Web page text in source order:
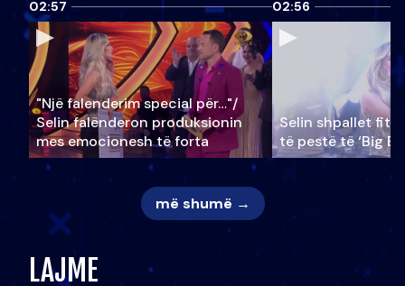
02:57
"Një falenderim special për…"/
Selin falënderon produksionin
mes emocionesh të forta
02:56
Selin shpallet
të pestë të ‘Big
më shumë →
LAJME